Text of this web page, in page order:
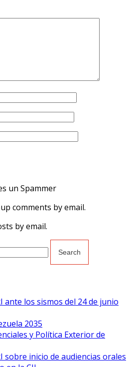
un Spammer
comments by email.
by email.
ante los sismos del 24 de junio
2035
y Política Exterior de
sobre inicio de audiencias orales